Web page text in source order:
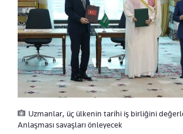
Uzmanlar, üç ülkenin tarihi iş birliğini
Anlaşması savaşları önleyecek